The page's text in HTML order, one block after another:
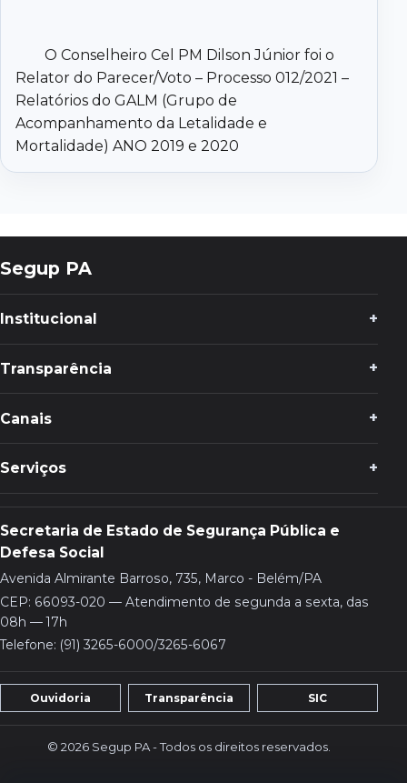
O Conselheiro Cel PM Dilson Júnior foi o
Relator do Parecer/Voto – Processo 012/2021 –
Relatórios do GALM (Grupo de
Acompanhamento da Letalidade e
Mortalidade) ANO 2019 e 2020
Segup PA
Institucional
Transparência
Canais
Serviços
Secretaria de Estado de Segurança Pública e
Defesa Social
Avenida Almirante Barroso, 735, Marco - Belém/PA
CEP: 66093-020 — Atendimento de segunda a sexta, das
08h — 17h
Telefone: (91) 3265-6000/3265-6067
Ouvidoria Transparência SIC
© 2026 Segup PA - Todos os direitos reservados.